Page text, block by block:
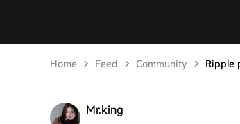
Home Feed Community Ripple
Mr.king